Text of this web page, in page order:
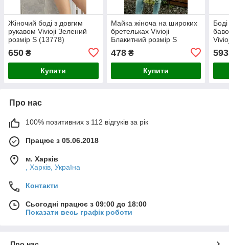
Жіночий боді з довгим
рукавом Vivioji Зелений
розмір S (13778)
650 ₴
Купити
Майка жіноча на широких
бретельках Vivioji
Блакитний розмір S
478₴
Купити
S
593
Про нас
100% позитивних з 112 відгуків за рік
Працює з 05.06.2018
м. Харків
, Харків, Україна
Контакти
Сьогодні працює з 09:00 до 18:00
Показати весь графік роботи